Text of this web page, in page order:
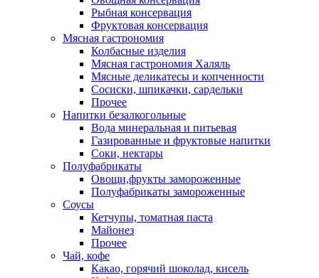
Рыбная консервация
Фруктовая консервация
Мясная гастрономия
Колбасные изделия
Мясная гастрономия Халяль
Мясные деликатесы и копченности
Сосиски, шпикачки, сардельки
Прочее
Напитки безалкогольные
Вода минеральная и питьевая
Газированные и фруктовые напитки
Соки, нектары
Полуфабрикаты
Овощи,фрукты замороженные
Полуфабрикаты замороженные
Соусы
Кетчупы, томатная паста
Майонез
Прочее
Чай, кофе
Какао, горячий шоколад, кисель